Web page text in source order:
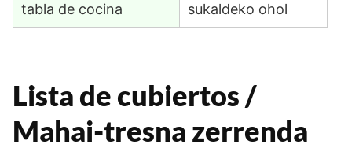
tabla de cocina sukaldeko ohol
Lista de cubiertos /
Mahai-tresna zerrenda